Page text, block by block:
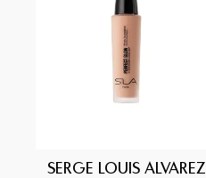
SERGE LOUIS ALVAREZ